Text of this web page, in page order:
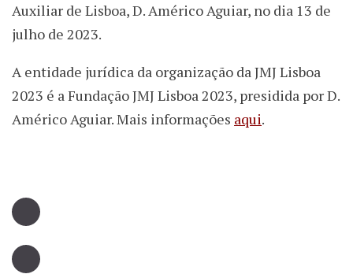
Auxiliar de Lisboa, D. Américo Aguiar, no dia 13 de
julho de 2023.
A entidade jurídica da organização da JMJ Lisboa
2023 é a Fundação JMJ Lisboa 2023, presidida por D.
Américo Aguiar. Mais informações aqui.